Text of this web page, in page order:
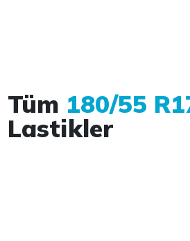
Tüm 180/55
Lastikler